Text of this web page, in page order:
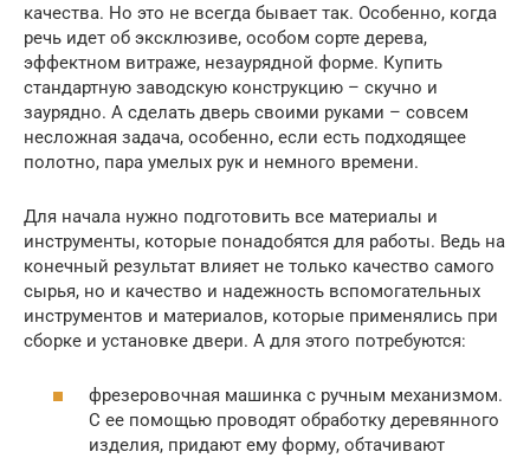
качества. Но это не всегда бывает так. Особенно, когда
речь идет об эксклюзиве, особом сорте дерева,
эффектном витраже, незаурядной форме. Купить
стандартную заводскую конструкцию – скучно и
заурядно. А сделать дверь своими руками – совсем
несложная задача, особенно, если есть подходящее
полотно, пара умелых рук и немного времени.
Для начала нужно подготовить все материалы и
инструменты, которые понадобятся для работы. Ведь на
конечный результат влияет не только качество самого
сырья, но и качество и надежность вспомогательных
инструментов и материалов, которые применялись при
сборке и установке двери. А для этого потребуются:
фрезеровочная машинка с ручным механизмом.
С ее помощью проводят обработку деревянного
изделия, придают ему форму, обтачивают